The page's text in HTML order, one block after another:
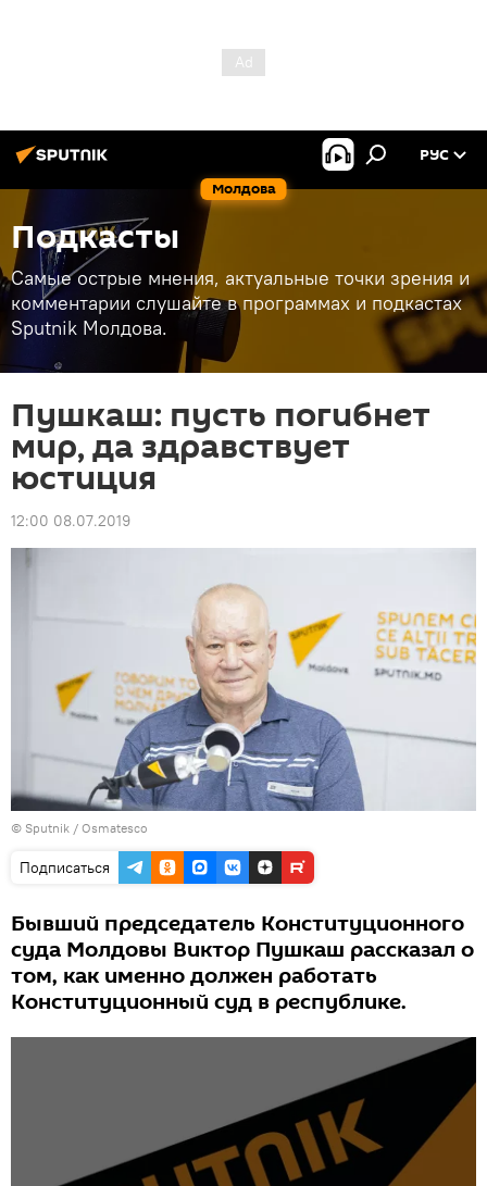
Молдова
РУС
Подкасты
Самые острые мнения, актуальные точки зрения и
комментарии слушайте в программах и подкастах
Sputnik Молдова.
Пушкаш: пусть погибнет
мир, да здравствует
юстиция
12:00 08.07.2019
© Sputnik / Osmatesco
Подписаться
Бывший председатель Конституционного
суда Молдовы Виктор Пушкаш рассказал о
том, как именно должен работать
Конституционный суд в республике.